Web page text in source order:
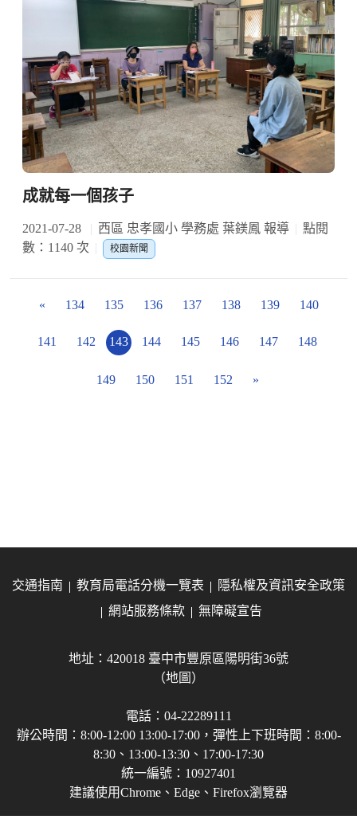
成就每一個孩子
2021-07-28 西區 忠孝國小 學務處 葉鎂鳳 報導
點閱
數：1140 次
校園新聞
« 134 135 136 137 138 139 140
141 142 143 144 145 146 147 148
149 150 151 152 »
交通指南 教育局電話分機一覽表
隱私權及資訊安全政策
網站服務條款
無障礙宣告
地址：420018 臺中市豐原區陽明街36號
（地圖）
電話：04-22289111
辦公時間：8:00-12:00 13:00-17:00，彈性上下班時間：8:00-
8:30、13:00-13:30、17:00-17:30
統一編號：10927401
建議使用Chrome、Edge、Firefox瀏覽器